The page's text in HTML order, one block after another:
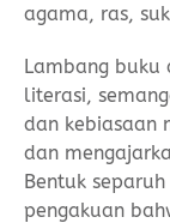
agama, ras,
Lambang buku
literasi,
dan kebiasaan
dan
Bentuk
pengakuan